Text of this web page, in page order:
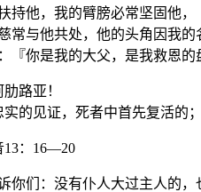
持他，我的臂膀必常坚固他，
常与他共处，他的头角因我的
『你是我的大父，是我救恩
路亚！
的见证，死者中首先复活的
13：16—20
你们：没有仆人大过主人的